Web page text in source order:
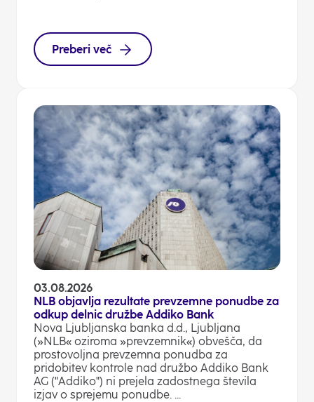
Preberi več
03.08.2026
NLB objavlja rezultate prevzemne ponudbe za
odkup delnic družbe Addiko Bank
Nova Ljubljanska banka d.d., Ljubljana
(»NLB« oziroma »prevzemnik«) obvešča, da
prostovoljna prevzemna ponudba za
pridobitev kontrole nad družbo Addiko Bank
AG ("Addiko") ni prejela zadostnega števila
izjav o sprejemu ponudbe. ...